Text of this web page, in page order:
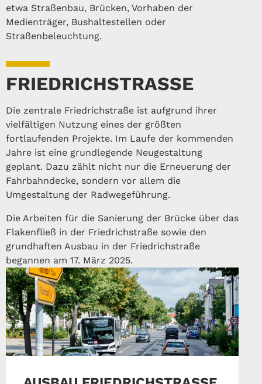
etwa Straßenbau, Brücken, Vorhaben der
Medienträger, Bushaltestellen oder
Straßenbeleuchtung.
FRIEDRICHSTRASSE
Die zentrale Friedrichstraße ist aufgrund ihrer
vielfältigen Nutzung eines der größten
fortlaufenden Projekte. Im Laufe der kommenden
Jahre ist eine grundlegende Neugestaltung
geplant. Dazu zählt nicht nur die Erneuerung der
Fahrbahndecke, sondern vor allem die
Umgestaltung der Radwegeführung.
Die Arbeiten für die Sanierung der Brücke über das
Flakenfließ in der Friedrichstraße sowie den
grundhaften Ausbau in der Friedrichstraße
begannen am 17. März 2025.